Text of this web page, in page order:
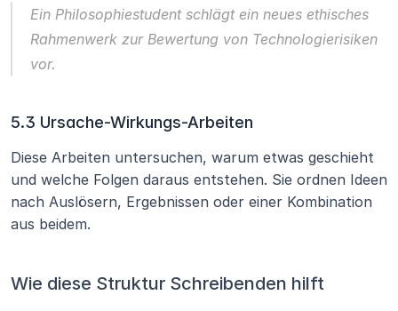
Ein Philosophiestudent schlägt ein neues ethisches
Rahmenwerk zur Bewertung von Technologierisiken
vor.
5.3 Ursache-Wirkungs-Arbeiten
Diese Arbeiten untersuchen, warum etwas geschieht
und welche Folgen daraus entstehen. Sie ordnen Ideen
nach Auslösern, Ergebnissen oder einer Kombination
aus beidem.
Wie diese Struktur Schreibenden hilft